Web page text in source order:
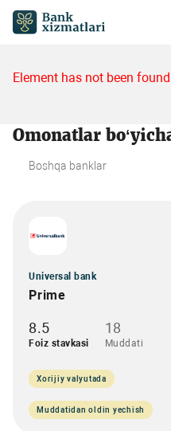
Element has not been
Omonatlar
Boshqa banklar
Universal bank
Prime
8.5
Foiz stavkasi
18
Muddati
Xorijiy valyutada
Muddatidan oldin yechish